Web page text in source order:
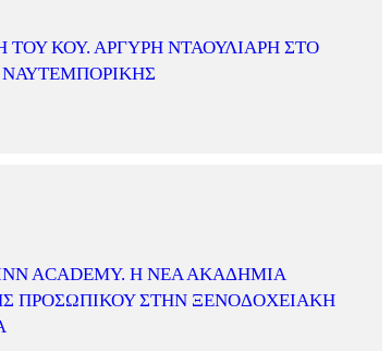
ΚΟΥ. ΑΡΓΎΡΗ ΝΤΑΟΥΛΙΆΡΗ ΣΤΟ
ACADEMY. Η ΝΈΑ ΑΚΑΔΗΜΊΑ
ΠΡΟΣΩΠΙΚΟΎ ΣΤΗΝ ΞΕΝΟΔΟΧΕΙΑΚΉ